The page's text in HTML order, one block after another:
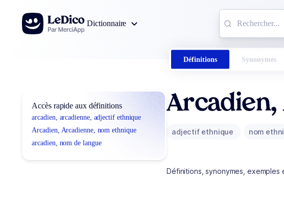
Aller au contenu
Dictionnaire
Définitions Synonymes
Accès rapide aux définitions
arcadien, arcadienne, adjectif ethnique
Arcadien, Arcadienne, nom ethnique
arcadien, nom de langue
Arcadien,
adjectif ethnique nom
Définitions, synonymes, exemples